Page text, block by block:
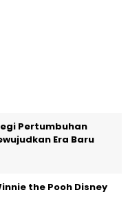
Pertumbuhan
Era Baru
the Pooh Disney